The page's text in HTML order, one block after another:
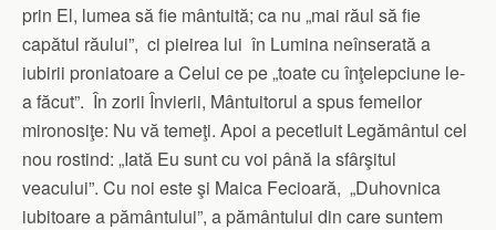
prin El, lumea să fie mântuită; ca nu „mai răul să fie
capătul răului”, ci pieirea lui în Lumina neînserată a
iubirii proniatoare a Celui ce pe „toate cu înţelepciune le-
a făcut”. În zorii Învierii, Mântuitorul a spus femeilor
mironosiţe: Nu vă temeţi. Apoi a pecetluit Legământul cel
nou rostind: „Iată Eu sunt cu voi până la sfârşitul
veacului”. Cu noi este şi Maica Fecioară, „Duhovnica
iubitoare a pământului”, a pământului din care suntem